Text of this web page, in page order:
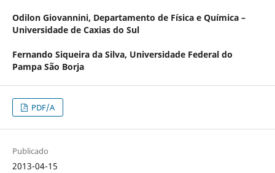
Odilon Giovannini, Departamento de Física e Química –
Universidade de Caxias do Sul
Fernando Siqueira da Silva, Universidade Federal do
Pampa São Borja
PDF/A
Publicado
2013-04-15